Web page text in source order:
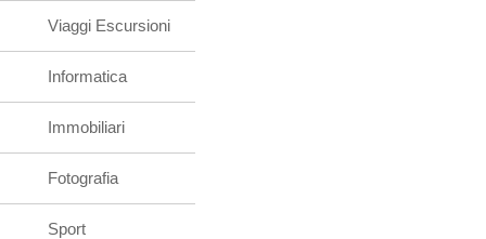
Viaggi Escursioni
Informatica
Immobiliari
Fotografia
Sport